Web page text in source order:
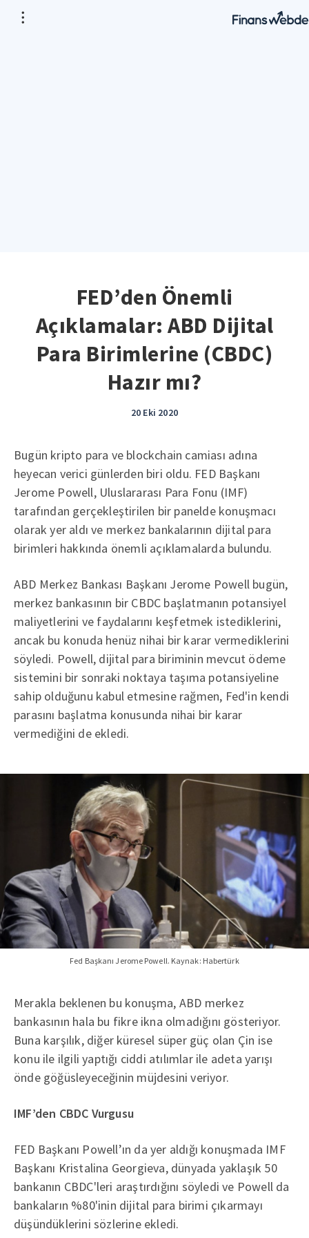
FED’den Önemli
Açıklamalar: ABD Dijital
Para Birimlerine (CBDC)
Hazır mı?
20 Eki 2020
Bugün kripto para ve blockchain camiası adına
heyecan verici günlerden biri oldu. FED Başkanı
Jerome Powell, Uluslararası Para Fonu (IMF)
tarafından gerçekleştirilen bir panelde konuşmacı
olarak yer aldı ve merkez bankalarının dijital para
birimleri hakkında önemli açıklamalarda bulundu.
ABD Merkez Bankası Başkanı Jerome Powell bugün,
merkez bankasının bir CBDC başlatmanın potansiyel
maliyetlerini ve faydalarını keşfetmek istediklerini,
ancak bu konuda henüz nihai bir karar vermediklerini
söyledi. Powell, dijital para biriminin mevcut ödeme
sistemini bir sonraki noktaya taşıma potansiyeline
sahip olduğunu kabul etmesine rağmen, Fed'in kendi
parasını başlatma konusunda nihai bir karar
vermediğini de ekledi.
Fed Başkanı Jerome Powell. Kaynak: Habertürk
Merakla beklenen bu konuşma, ABD merkez
bankasının hala bu fikre ikna olmadığını gösteriyor.
Buna karşılık, diğer küresel süper güç olan Çin ise
konu ile ilgili yaptığı ciddi atılımlar ile adeta yarışı
önde göğüsleyeceğinin müjdesini veriyor.
IMF’den CBDC Vurgusu
FED Başkanı Powell’ın da yer aldığı konuşmada IMF
Başkanı Kristalina Georgieva, dünyada yaklaşık 50
bankanın CBDC'leri araştırdığını söyledi ve Powell da
bankaların %80'inin dijital para birimi çıkarmayı
düşündüklerini sözlerine ekledi.